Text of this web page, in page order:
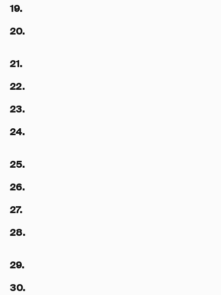
19.
20.
21.
22.
23.
24.
25.
26.
27.
28.
29.
30.